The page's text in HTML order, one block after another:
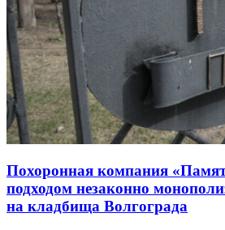
Похоронная компания
подходом незаконно
на кладбища Волгограда